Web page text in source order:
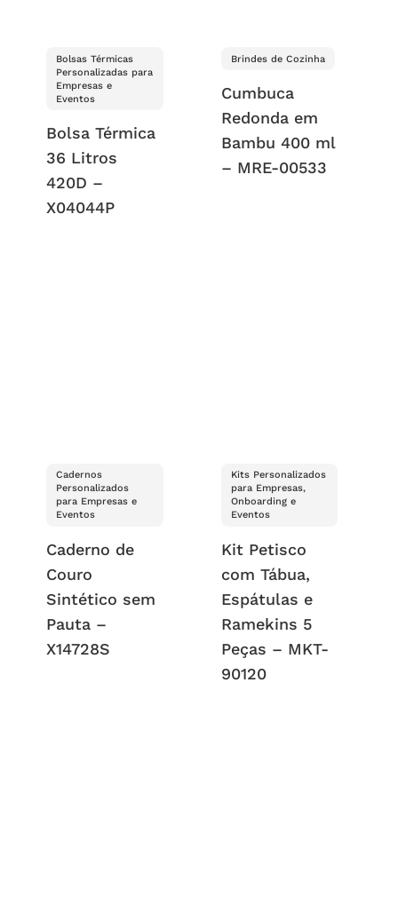
Bolsas Térmicas
Personalizadas para
Empresas e
Eventos
Bolsa Térmica
36 Litros
420D –
X04044P
Brindes de Cozinha
Cumbuca
Redonda em
Bambu 400 ml
– MRE-00533
Cadernos
Personalizados
para Empresas e
Eventos
Caderno de
Couro
Sintético sem
Pauta –
X14728S
Kits Personalizados
para Empresas,
Onboarding e
Eventos
Kit Petisco
com Tábua,
Espátulas e
Ramekins 5
Peças – MKT-
90120